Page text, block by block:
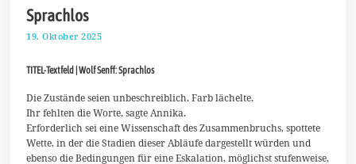
Sprachlos
19. Oktober 2025
O
t
o
b
e
r
2
TITEL-Textfeld | Wolf Senff: Sprachlos
Die Zustände seien unbeschreiblich. Farb lächelte.
Ihr fehlten die Worte, sagte Annika.
Erforderlich sei eine Wissenschaft des Zusammenbruchs, spottete
Wette, in der die Stadien dieser Abläufe dargestellt würden und
ebenso die Bedingungen für eine Eskalation, möglichst stufenweise,